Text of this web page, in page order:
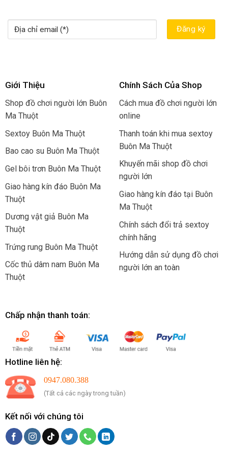
Giới Thiệu
Shop đồ chơi người lớn Buôn
Ma Thuột
Sextoy Buôn Ma Thuột
Bao cao su Buôn Ma Thuột
Gel bôi trơn Buôn Ma Thuột
Giao hàng kín đáo Buôn Ma
Thuột
Dương vật giả Buôn Ma
Thuột
Trứng rung Buôn Ma Thuột
Cốc thủ dâm nam Buôn Ma
Thuột
Chính Sách Của Shop
Cách mua đồ chơi người lớn
online
Thanh toán khi mua sextoy
Buôn Ma Thuột
Khuyến mãi shop đồ chơi
người lớn
Giao hàng kín đáo tại Buôn
Ma Thuột
Chính sách đổi trả sextoy
chính hãng
Hướng dẫn sử dụng đồ chơi
người lớn an toàn
Chấp nhận thanh toán:
Hotline liên hệ:
0947.080.388
(Tất cả các ngày trong tuần)
Kết nối với chúng tôi